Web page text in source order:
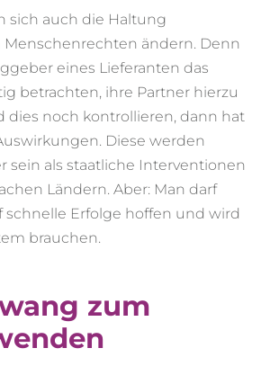
sich auch die Haltung
ändern. Denn
eines Lieferanten das
betrachten, ihre Partner hierzu
dies noch kontrollieren, dann hat
Diese werden
sein als staatliche Interventionen
Ländern. Aber: Man darf
schnelle Erfolge hoffen und wird
brauchen.
zum